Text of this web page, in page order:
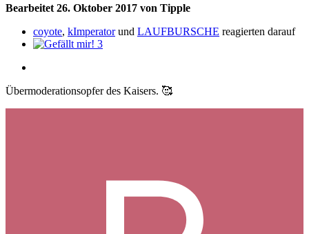
Bearbeitet 26. Oktober 2017 von Tipple
coyote, kImperatorund LAUFBURSCHE reagierten darauf
3
Übermoderationsopfer des Kaisers. 🥰